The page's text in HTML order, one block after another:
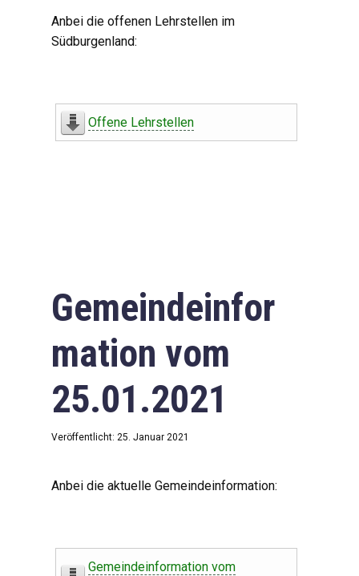
Anbei die offenen Lehrstellen im
Südburgenland:
Offene Lehrstellen
Gemeindeinfor
mation vom
25.01.2021
Veröffentlicht: 25. Januar 2021
Anbei die aktuelle Gemeindeinformation:
Gemeindeinformation vom